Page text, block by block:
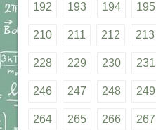
192 193 194 195
210 211 212 213
228 229 230 231
246 247 248 249
264 265 266 267